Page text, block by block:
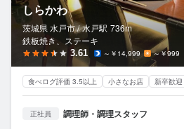
しらかわ
茨城県 水戸市 / 水戸駅 736m
鉄板焼き、ステーキ
3.61 ～￥14,999 ～￥999
食べログ評価 3.5以上 小さなお店 新卒歓迎
正社員 調理師・調理スタッフ